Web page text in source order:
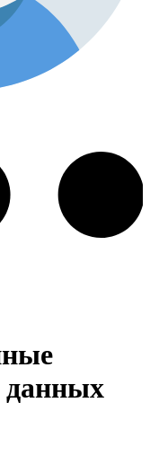
данных